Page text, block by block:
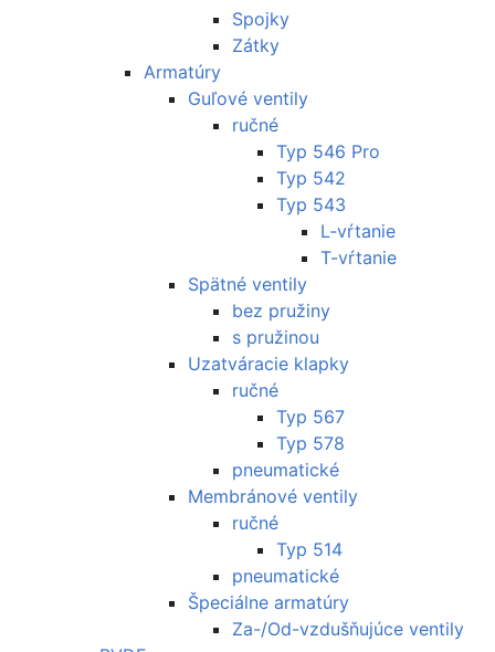
Spojky
Zátky
Armatúry
Guľové ventily
ručné
Typ 546 Pro
Typ 542
Typ 543
L-vŕtanie
T-vŕtanie
Spätné ventily
bez pružiny
s pružinou
Uzatváracie klapky
ručné
Typ 567
Typ 578
pneumatické
Membránové ventily
ručné
Typ 514
pneumatické
Špeciálne armatúry
Za-/Od-vzdušňujúce ventily